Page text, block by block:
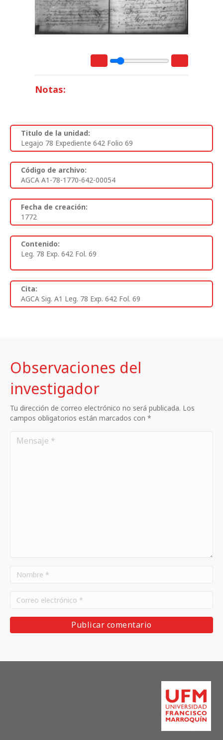
Notas:
Titulo de la unidad:
Legajo 78 Expediente 642 Folio 69
Código de archivo:
AGCA A1-78-1770-642-00054
Fecha de creación:
1772
Contenido:
Leg. 78 Exp. 642 Fol. 69
Cita:
AGCA Sig. A1 Leg. 78 Exp. 642 Fol. 69
Observaciones del
investigador
Tu dirección de correo electrónico no será publicada. Los
campos obligatorios están marcados con *